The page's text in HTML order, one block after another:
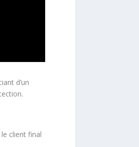
d’un
client final